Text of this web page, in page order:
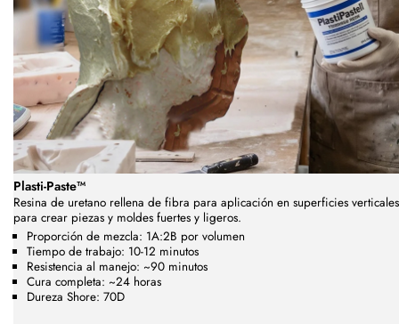
Plasti-Paste™
Resina de uretano rellena de fibra para aplicación en superficies verticales
para crear piezas y moldes fuertes y ligeros.
Proporción de mezcla: 1A:2B por volumen
Tiempo de trabajo: 10-12 minutos
Resistencia al manejo: ~90 minutos
Cura completa: ~24 horas
Dureza Shore: 70D